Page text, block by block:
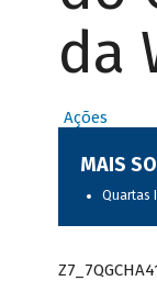
da
Ações
MAIS
Quartas